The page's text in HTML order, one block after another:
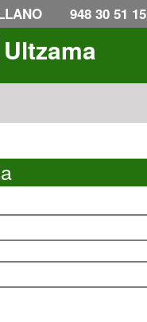
948 30 51 15
Ultzama